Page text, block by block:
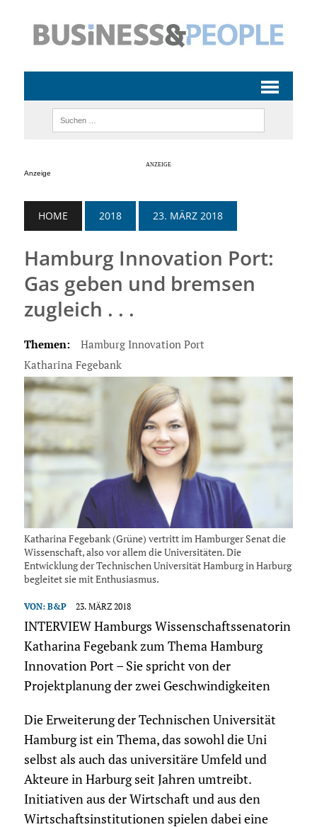
Anzeige
HOME 2018 23. MÄRZ 2018
Hamburg Innovation Port:
Gas geben und bremsen
zugleich . . .
Themen:
Hamburg Innovation Port
Katharina Fegebank
Katharina Fegebank (Grüne) vertritt im Hamburger Senat die
Wissenschaft, also vor allem die Universitäten. Die
Entwicklung der Technischen Universität Hamburg in Harburg
begleitet sie mit Enthusiasmus.
VON: B&P 23. MÄRZ 2018
INTERVIEW Hamburgs Wissenschaftssenatorin
Katharina Fegebank zum Thema Hamburg
Innovation Port – Sie spricht von der
Projektplanung der zwei Geschwindigkeiten
Die Erweiterung der Technischen Universität
Hamburg ist ein Thema, das sowohl die Uni
selbst als auch das universitäre Umfeld und
Akteure in Harburg seit Jahren umtreibt.
Initiativen aus der Wirtschaft und aus den
Wirtschaftsinstitutionen spielen dabei eine